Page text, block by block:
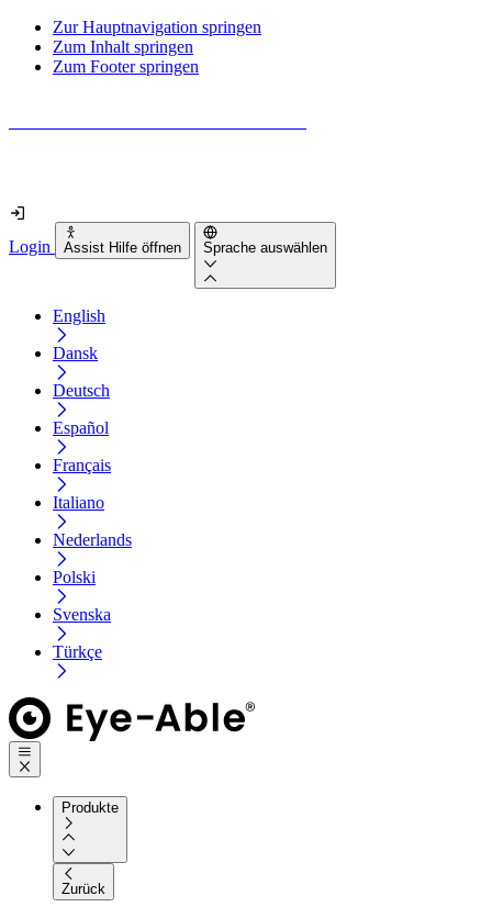
Zur Hauptnavigation springen
Zum Inhalt springen
Zum Footer springen
Login Assist Hilfe öffnen Sprache auswählen
English
Dansk
Deutsch
Español
Français
Italiano
Nederlands
Polski
Svenska
Türkçe
Produkte
Zurück